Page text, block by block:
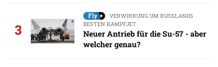
3
VERWIRRUNG UM RUSSLANDS
BESTEN KAMPFJET
Neuer Antrieb für die Su-57 - aber
welcher genau?